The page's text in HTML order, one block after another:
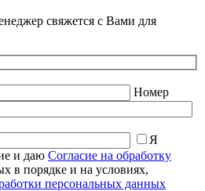
свяжется с Вами для
Номер
Я
и даю Согласие на обработку
в порядке и на условиях,
персональных данных